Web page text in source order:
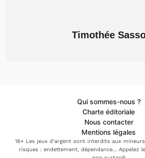
Timothée
Qui sommes-nous ?
Charte éditoriale
Nous contacter
Mentions légales
18+ Les jeux d'argent sont interdits aux
risques : endettement, dépendance... Appelez le